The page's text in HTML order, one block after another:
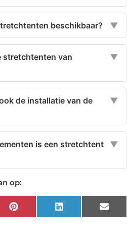
beschikbaar? ▼
stretchtenten van
▼
de installatie van de
▼
is een stretchtent
▼
op:
Pinterest LinkedIn